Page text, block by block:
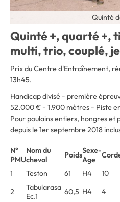
Quinté
Quinté +, quarté +,
multi, trio, couplé,
Prix du Centre d'Entraînement,
13h45.
Handicap divisé - première
52.000 € - 1.900 mètres - Piste
Pour poulains entiers, hongres et
depuis le 1er septembre 2018
N°
PMU
Nom du
cheval
PoidsSexe-
Age
1
Teston 61 H4 10
2
Tabularasa
Ec.1
60,5 H4 4